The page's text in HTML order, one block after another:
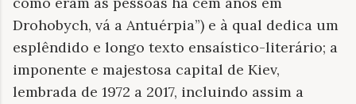
Drohobych, vá a Antuérpia”) e à qual dedica um
esplêndido e longo texto ensaístico-literário; a
imponente e majestosa capital de Kiev,
lembrada de 1972 a 2017, incluindo assim a